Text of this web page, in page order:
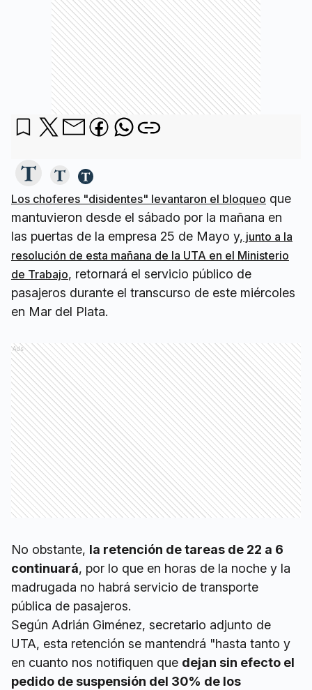
Los choferes "disidentes" levantaron el bloqueo que
mantuvieron desde el sábado por la mañana en
las puertas de la empresa 25 de Mayo y, junto a la
resolución de esta mañana de la UTA en el Ministerio
de Trabajo, retornará el servicio público de
pasajeros durante el transcurso de este miércoles
en Mar del Plata.
Ads
No obstante, la retención de tareas de 22 a 6
continuará, por lo que en horas de la noche y la
madrugada no habrá servicio de transporte
pública de pasajeros.
Según Adrián Giménez, secretario adjunto de
UTA, esta retención se mantendrá "hasta tanto y
en cuanto nos notifiquen que dejan sin efecto el
pedido de suspensión del 30% de los